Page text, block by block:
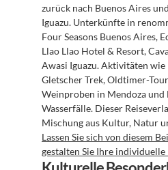
zurück nach Buenos Aires
Iguazu. Unterkünfte in
Four Seasons Buenos Aires,
Llao Llao Hotel & Resort,
Awasi Iguazu. Aktivitäten
Gletscher Trek, Oldtimer-
Weinproben in Mendoza und
Wasserfälle. Dieser
Lassen Sie sich von diesem
gestalten Sie Ihre